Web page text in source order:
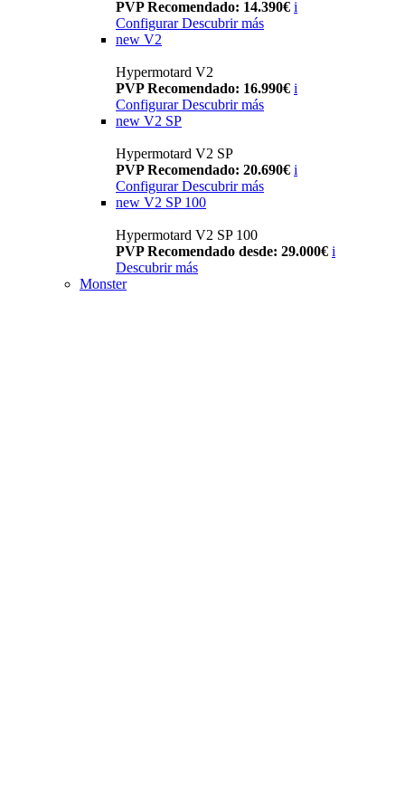
PVP Recomendado: 14.390€ i
Configurar Descubrir más
new V2
Hypermotard V2
PVP Recomendado: 16.990€ i
Configurar Descubrir más
new V2 SP
Hypermotard V2 SP
PVP Recomendado: 20.690€ i
Configurar Descubrir más
new V2 SP 100
Hypermotard V2 SP 100
PVP Recomendado desde: 29.000€ i
Descubrir más
Monster